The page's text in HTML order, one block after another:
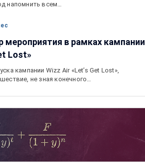
напомнить всем…
мероприятия в рамках кампании
Lost»
кампании Wizz Air «Let’s Get Lost»,
не зная конечного…